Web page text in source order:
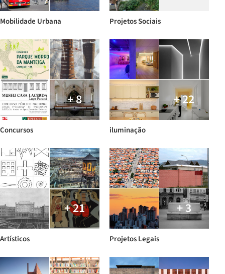
Mobilidade Urbana Projetos Sociais
+ 8
Concursos
+ 22
iluminação
+ 21
Artísticos
+ 3
Projetos Legais